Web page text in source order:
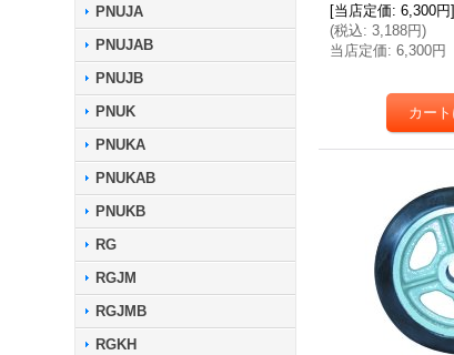
PNUJA
PNUJAB
PNUJB
PNUK
PNUKA
PNUKAB
PNUKB
RG
RGJM
RGJMB
RGKH
[当店定価: 6,300円]
(税込: 3,188円)
当店定価: 6,300円